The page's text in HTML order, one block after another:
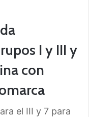
I y III y
con
el III y 7 para